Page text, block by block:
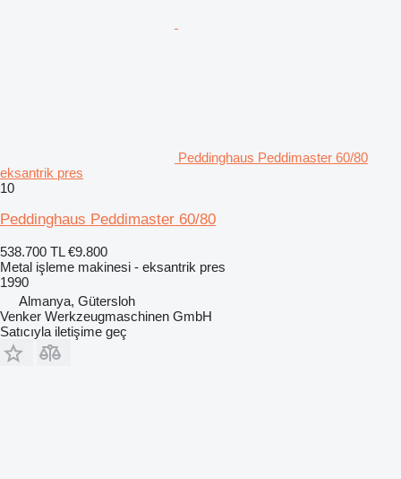
Peddinghaus Peddimaster 60/80
eksantrik pres
10
Peddinghaus Peddimaster 60/80
538.700 TL €9.800
Metal işleme makinesi - eksantrik pres
1990
Almanya, Gütersloh
Venker Werkzeugmaschinen GmbH
Satıcıyla iletişime geç